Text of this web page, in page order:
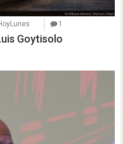
1
Goytisolo